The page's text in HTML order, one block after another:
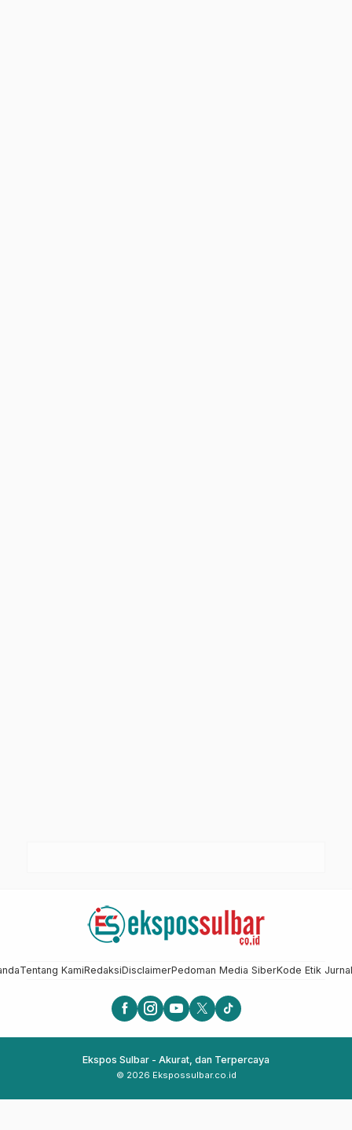
Tentang KamiRedaksiDisclaimerPedoman Media SiberKode Etik
Ekspos Sulbar - Akurat, dan Terpercaya
© 2026 Ekspossulbar.co.id